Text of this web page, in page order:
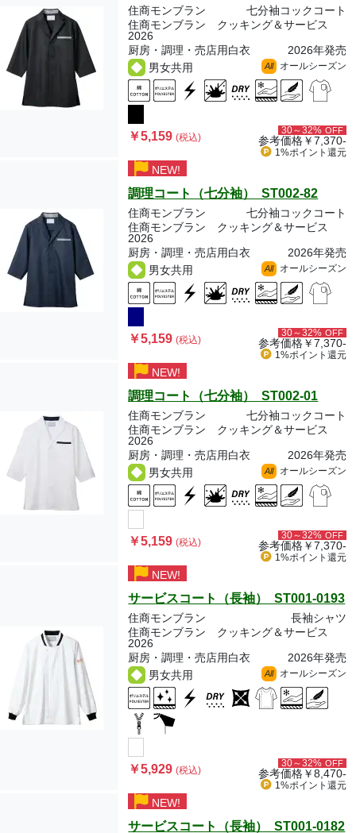
住商モンブラン
七分袖コックコート
住商モンブラン クッキング＆サービス
2026
厨房・調理・売店用白衣
2026年発売
男女共用
All オールシーズン
￥5,159(税込)
30～32% OFF
参考価格￥7,370-
1%ポイント 還元
NEW!
調理コート（七分袖） ST002-82
住商モンブラン
七分袖コックコート
住商モンブラン クッキング＆サービス
2026
厨房・調理・売店用白衣
2026年発売
男女共用
All オールシーズン
￥5,159(税込)
30～32% OFF
参考価格￥7,370-
1%ポイント 還元
NEW!
調理コート（七分袖） ST002-01
住商モンブラン
七分袖コックコート
住商モンブラン クッキング＆サービス
2026
厨房・調理・売店用白衣
2026年発売
男女共用
All オールシーズン
￥5,159(税込)
30～32% OFF
参考価格￥7,370-
1%ポイント 還元
NEW!
サービスコート（長袖） ST001-0193
住商モンブラン
長袖シャツ
住商モンブラン クッキング＆サービス
2026
厨房・調理・売店用白衣
2026年発売
男女共用
All オールシーズン
￥5,929(税込)
30～32% OFF
参考価格￥8,470-
1%ポイント 還元
NEW!
サービスコート（長袖） ST001-0182